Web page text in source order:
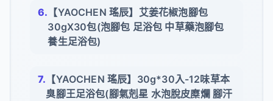
【YAOCHEN 瑤辰】艾姜花椒泡腳包
30gX30包(泡腳包 足浴包 中草藥泡腳包
養生足浴包)
【YAOCHEN 瑤辰】30g*30入-12味草本
臭腳王足浴包(腳氣剋星 水泡脫皮糜爛 腳汗